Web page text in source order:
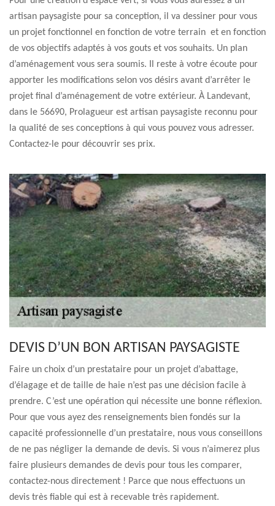
artisan paysagiste pour sa conception, il va dessiner pour vous
un projet fonctionnel en fonction de votre terrain et en fonction
de vos objectifs adaptés à vos gouts et vos souhaits. Un plan
d’aménagement vous sera soumis. Il reste à votre écoute pour
apporter les modifications selon vos désirs avant d’arrêter le
projet final d’aménagement de votre extérieur. À Landevant,
dans le 56690, Prolagueur est artisan paysagiste reconnu pour
la qualité de ses conceptions à qui vous pouvez vous adresser.
Contactez-le pour découvrir ses prix.
DEVIS D’UN BON ARTISAN PAYSAGISTE
Faire un choix d’un prestataire pour un projet d’abattage,
d’élagage et de taille de haie n’est pas une décision facile à
prendre. C’est une opération qui nécessite une bonne réflexion.
Pour que vous ayez des renseignements bien fondés sur la
capacité professionnelle d’un prestataire, nous vous conseillons
de ne pas négliger la demande de devis. Si vous n’aimerez plus
faire plusieurs demandes de devis pour tous les comparer,
contactez-nous directement ! Parce que nous effectuons un
devis très fiable qui est à recevable très rapidement.